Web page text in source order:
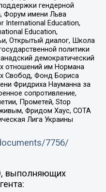
гендерной
Форум имени Льва
International Education,
Education,
Открытый диалог, Школа
политики
демократический
отношений им Нормана
Свобод, Фонд Бориса
Фридриха Науманна за
сопротивление,
Прометей, Stop
Фридом Хаус, СОТА
Лига Украины
7756/
выполняющих